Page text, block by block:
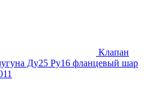
Клапан
Ду25 Ру16 фланцевый шар